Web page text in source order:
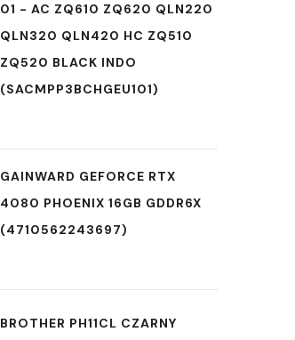
01 - AC ZQ610 ZQ620 QLN220
QLN320 QLN420 HC ZQ510
ZQ520 BLACK INDO
(SACMPP3BCHGEU101)
GAINWARD GEFORCE RTX
4080 PHOENIX 16GB GDDR6X
(4710562243697)
BROTHER PH11CL CZARNY